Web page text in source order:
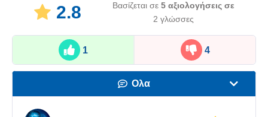
2.8 Βασίζεται σε 5αξιολογήσεις σε
2 γλώσσες
1 4
Ολα